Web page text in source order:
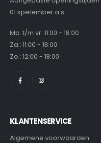
01 spetember a.s.
Ma. t/m vr: 11:00 - 18:00
Za.: 11:00 - 18:00
Zo.: 12:00 - 18:00
KLANTENSERVICE
Algemene voorwaarden